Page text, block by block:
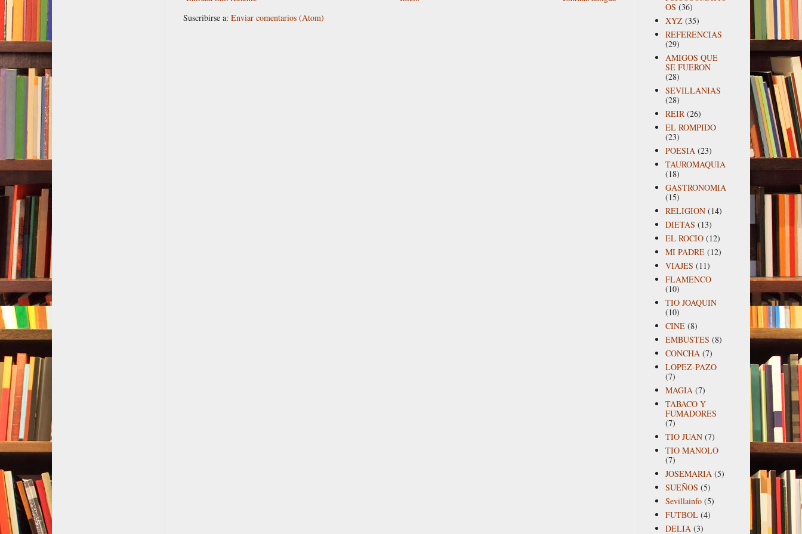
Suscribirse a: Enviar comentarios (Atom)
OS (36)
XYZ (35)
REFERENCIAS
(29)
AMIGOS QUE
SE FUERON
(28)
SEVILLANIAS
(28)
REIR (26)
EL ROMPIDO
(23)
POESIA (23)
TAUROMAQUIA
(18)
GASTRONOMIA
(15)
RELIGION (14)
DIETAS (13)
EL ROCIO (12)
MI PADRE (12)
VIAJES (11)
FLAMENCO
(10)
TIO JOAQUIN
(10)
CINE (8)
EMBUSTES (8)
CONCHA (7)
LOPEZ-PAZO
(7)
MAGIA (7)
TABACO Y
FUMADORES
(7)
TIO JUAN (7)
TIO MANOLO
(7)
JOSEMARIA (5)
SUEÑOS (5)
Sevillainfo (5)
FUTBOL (4)
DELIA (3)